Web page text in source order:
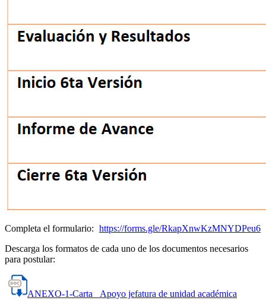
Completa el formulario: https://forms.gle/RkapXnwKzMNYDPeu6
Descarga los formatos de cada uno de los documentos necesarios
para postular:
ANEXO-1-Carta _Apoyo jefatura de unidad académica